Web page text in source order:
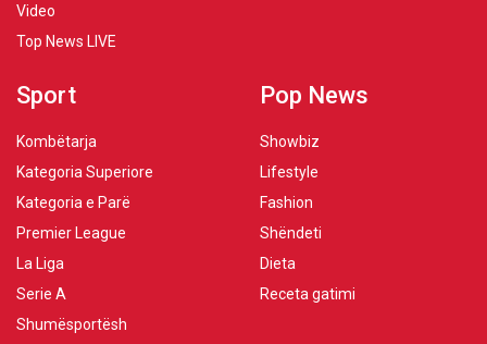
Video
Top News LIVE
Sport
Kombëtarja
Kategoria Superiore
Kategoria e Parë
Premier League
La Liga
Serie A
Shumësportësh
Pop News
Showbiz
Lifestyle
Fashion
Shëndeti
Dieta
Receta gatimi